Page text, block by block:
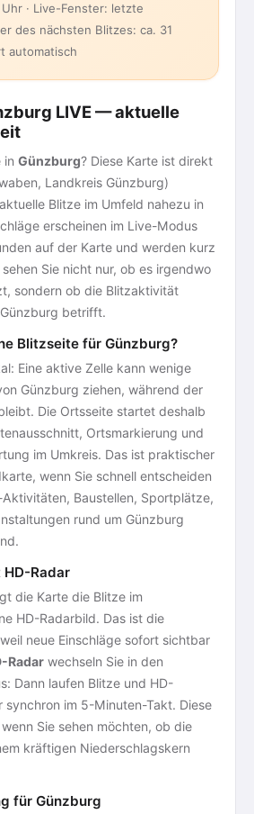
· Live-Fenster: letzte
des nächsten Blitzes: ca. 31
automatisch
LIVE — aktuelle
in Günzburg? Diese Karte ist direkt
Landkreis Günzburg)
Blitze im Umfeld nahezu in
erscheinen im Live-Modus
auf der Karte und werden kurz
Sie nicht nur, ob es irgendwo
sondern ob die Blitzaktivität
betrifft.
Blitzseite für Günzburg?
Eine aktive Zelle kann wenige
Günzburg ziehen, während der
Die Ortsseite startet deshalb
Ortsmarkierung und
im Umkreis. Das ist praktischer
wenn Sie schnell entscheiden
Baustellen, Sportplätze,
rund um Günzburg
Radar
die Karte die Blitze im
HD-Radarbild. Das ist die
neue Einschläge sofort sichtbar
Radar wechseln Sie in den
Dann laufen Blitze und HD-
synchron im 5-Minuten-Takt. Diese
Sie sehen möchten, ob die
kräftigen Niederschlagskern
für Günzburg